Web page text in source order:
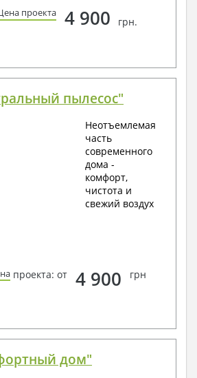
проекта 4 900 грн.
пылесос"
Неотъемлемая
часть
современного
дома -
комфорт,
чистота и
свежий воздух
проекта: от 4 900 грн
дом"